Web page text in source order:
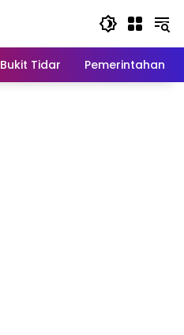
Bukit Tidar Pemerintahan